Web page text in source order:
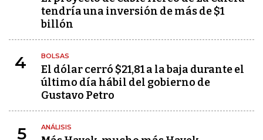
tendría una inversión de más de $1
billón
4 BOLSAS
El dólar cerró $21,81 a la baja durante el
último día hábil del gobierno de
Gustavo Petro
5 ANÁLISIS